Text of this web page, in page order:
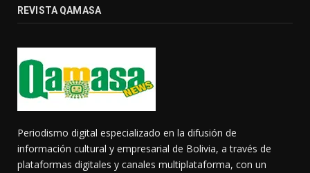
REVISTA QAMASA
Periodismo digital especializado en la difusión de
información cultural y empresarial de Bolivia, a través de
plataformas digitales y canales multiplataforma, con un